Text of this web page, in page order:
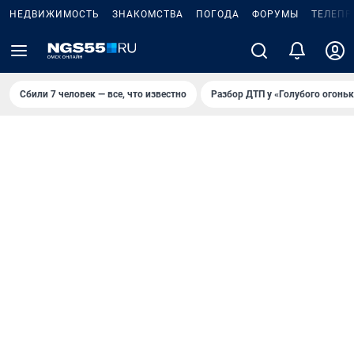
НЕДВИЖИМОСТЬ ЗНАКОМСТВА ПОГОДА ФОРУМЫ
Сбили 7 человек — все, что известно Разбор ДТП у «Голубого